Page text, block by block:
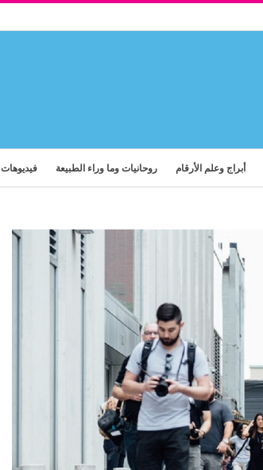
أبراج وعلم الأرقام روحانيات وما وراء الطبيعة فيديوهات